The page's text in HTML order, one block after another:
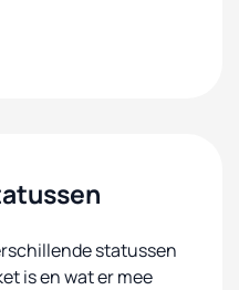
statussen
is en wat er mee